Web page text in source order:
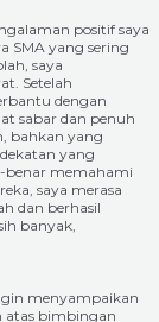
positif saya
SMA yang sering
saya
Setelah
dengan
sabar dan penuh
bahkan yang
yang
benar memahami
saya merasa
dan berhasil
banyak,
menyampaikan
atas bimbingan